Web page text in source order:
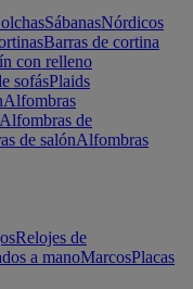
SábanasNórdicos
Barras de cortina
con relleno
sofásPlaids
Alfombras
Alfombras de
de salónAlfombras
Relojes de
a manoMarcosPlacas